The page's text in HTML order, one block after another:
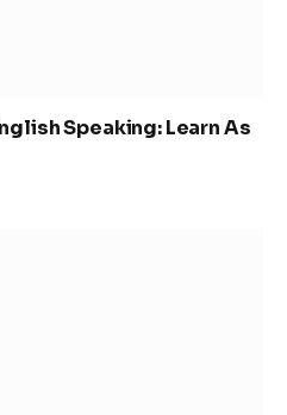
Speaking: Learn As